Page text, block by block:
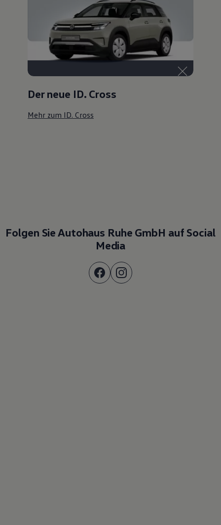
Der neue ID. Cross
Mehr zum ID. Cross
Folgen Sie Autohaus Ruhe GmbH auf Social
Media